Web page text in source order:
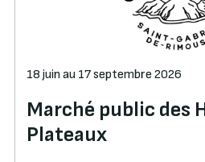
18 juin au 17 septembre 2026
Marché public des
Plateaux